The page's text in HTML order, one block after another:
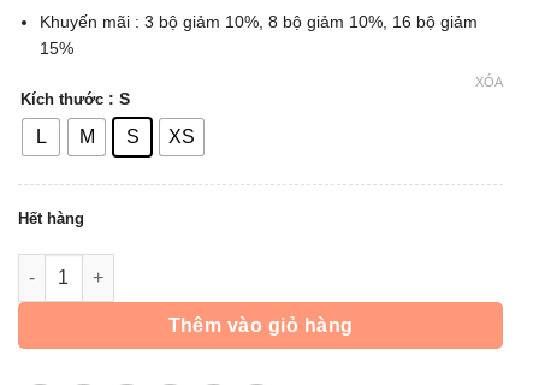
Khuyến mãi : 3 bộ giảm 10%, 8 bộ giảm 10%, 16 bộ giảm
15%
Kích thước : S
L M S XS
XÓA
Hết hàng
Áo Bóng Đá iWin Centter - Đen số lượng
Thêm vào giỏ hàng